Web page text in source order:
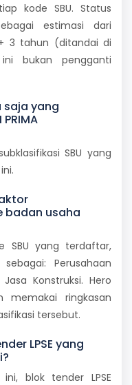
kode SBU. Status
estimasi dari
3 tahun (ditandai di
bukan pengganti
saja yang
SBU yang
badan usaha
SBU yang terdaftar,
Perusahaan
Konstruksi. Hero
ringkasan
tersebut.
LPSE yang
blok tender LPSE